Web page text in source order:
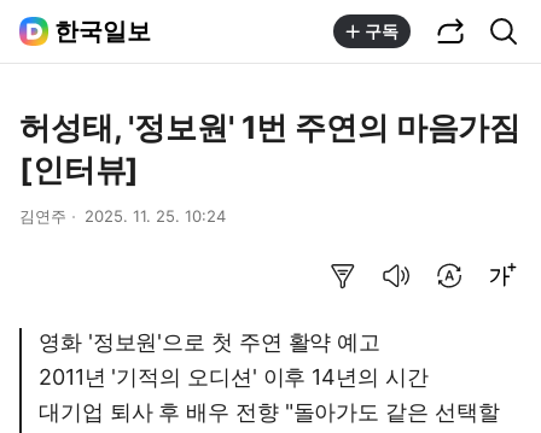
한국일보 구독
허성태, '정보원' 1번 주연의 마음가짐
[인터뷰]
김연주 2025. 11. 25. 10:24
영화 '정보원'으로 첫 주연 활약 예고
2011년 '기적의 오디션' 이후 14년의 시간
대기업 퇴사 후 배우 전향 "돌아가도 같은 선택할